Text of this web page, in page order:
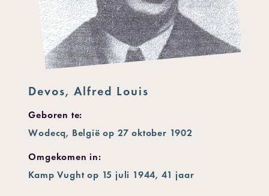
Devos, Alfred Louis
Geboren te:
Wodecq, België op 27 oktober 1902
Omgekomen in:
Kamp Vught op 15 juli 1944, 41 jaar